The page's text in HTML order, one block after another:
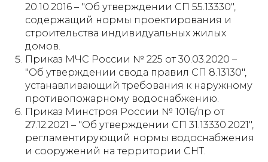
20.10.2016 – "Об утверждении СП 55.13330",
содержащий нормы проектирования и
строительства индивидуальных жилых
домов.
Приказ МЧС России № 225 от 30.03.2020 –
"Об утверждении свода правил СП 8.13130",
устанавливающий требования к наружному
противопожарному водоснабжению.
Приказ Минстроя России № 1016/пр от
27.12.2021 – "Об утверждении СП 31.13330.2021",
регламентирующий нормы водоснабжения
и сооружений на территории СНТ.